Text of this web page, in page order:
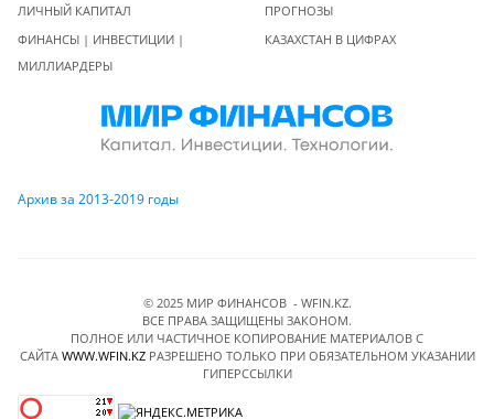
ЛИЧНЫЙ КАПИТАЛ
ФИНАНСЫ | ИНВЕСТИЦИИ |
МИЛЛИАРДЕРЫ
ПРОГНОЗЫ
КАЗАХСТАН В ЦИФРАХ
Архив за 2013-2019 годы
© 2025 МИР ФИНАНСОВ - WFIN.KZ.
ВСЕ ПРАВА ЗАЩИЩЕНЫ ЗАКОНОМ.
ПОЛНОЕ ИЛИ ЧАСТИЧНОЕ КОПИРОВАНИЕ МАТЕРИАЛОВ C
САЙТА WWW.WFIN.KZРАЗРЕШЕНО ТОЛЬКО ПРИ ОБЯЗАТЕЛЬНОМ УКАЗАНИИ
ГИПЕРССЫЛКИ